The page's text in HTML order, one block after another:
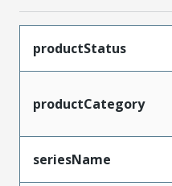
productStatus
productCategory
seriesName